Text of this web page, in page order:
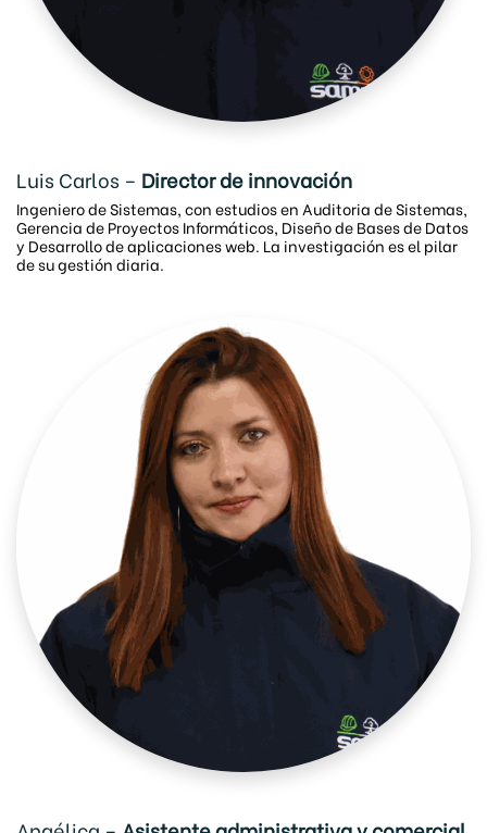
Luis Carlos – Director de innovación
Ingeniero de Sistemas, con estudios en Auditoria de Sistemas,
Gerencia de Proyectos Informáticos, Diseño de Bases de Datos
y Desarrollo de aplicaciones web. La investigación es el pilar
de su gestión diaria.